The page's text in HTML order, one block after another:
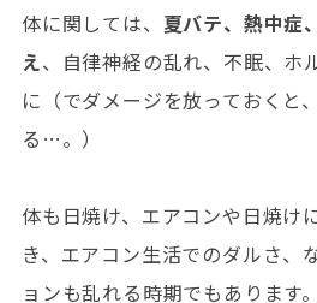
体に関しては、 夏バテ、熱中症
え、自律神経の乱れ、不眠、ホ
に（でダメージを放っておくと
る…。）
体も日焼け、エアコンや日焼け
き、エアコン生活でのダルさ、
ョンも乱れる時期でもあります